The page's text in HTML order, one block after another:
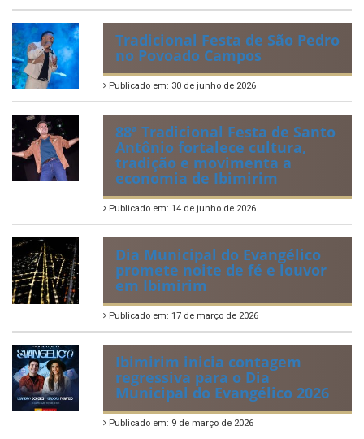
Tradicional Festa de São Pedro
no Povoado Campos
Publicado em: 30 de junho de 2026
88ª Tradicional Festa de Santo
Antônio fortalece cultura,
tradição e movimenta a
economia de Ibimirim
Publicado em: 14 de junho de 2026
Dia Municipal do Evangélico
promete noite de fé e louvor
em Ibimirim
Publicado em: 17 de março de 2026
Ibimirim inicia contagem
regressiva para o Dia
Municipal do Evangélico 2026
Publicado em: 9 de março de 2026